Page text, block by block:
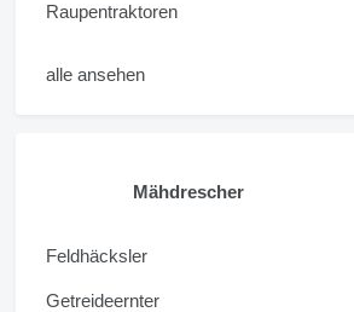
Raupentraktoren
alle ansehen
Mähdrescher
Feldhäcksler
Getreideernter